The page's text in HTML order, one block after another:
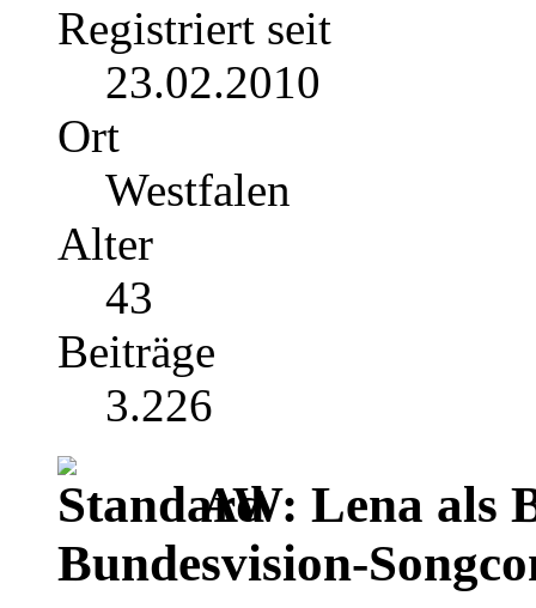
Registriert seit
23.02.2010
Ort
Westfalen
Alter
43
Beiträge
3.226
AW: Lena als
Bundesvision-